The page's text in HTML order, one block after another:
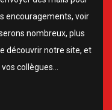
encouragements, voir
nombreux, plus
découvrir notre site, et
collègues…